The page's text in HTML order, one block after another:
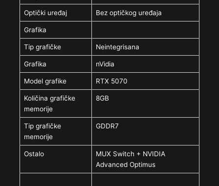
Optički uređaj Bez optičkog uređaja
Grafika
Tip grafičke Neintegrisana
Grafika nVidia
Model grafike RTX 5070
Količina grafičke
memorije
8GB
Tip grafičke
memorije
GDDR7
Ostalo
MUX Switch + NVIDIA
Advanced Optimus